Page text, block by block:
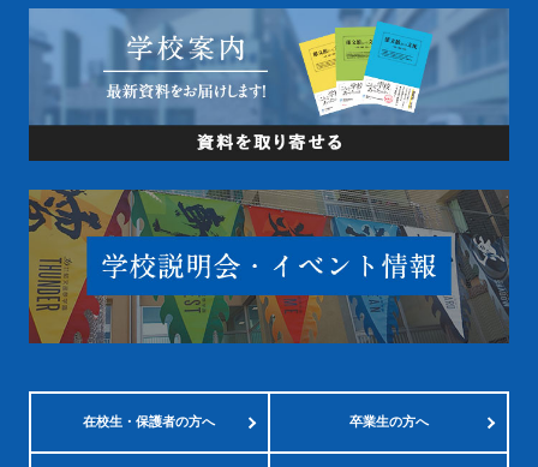
在校生・保護者の方へ 卒業生の方へ